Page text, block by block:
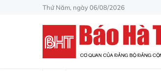
Thứ Năm, ngày 06/08/2026